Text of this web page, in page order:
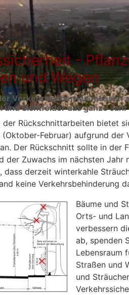
-
und Wegen
Verkehrssicherheit müssen
und Sichtfelder das ganze
der Rückschnittarbeiten bietet
Februar) aufgrund der
Der Rückschnitt sollte in der
der Zuwachs im nächsten
dass derzeit winterkahle
keine Verkehrsbehinderung
Bäume und
Orts- und
verbessern
ab, spenden
Lebensraum
Straßen und
und